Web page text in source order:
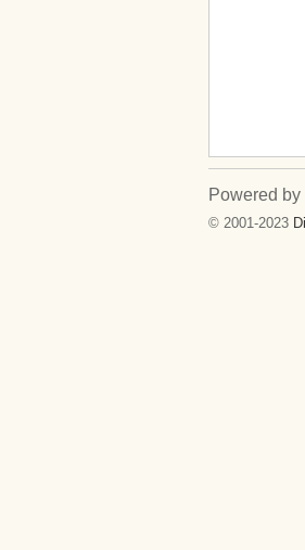
Powered by
© 2001-2023